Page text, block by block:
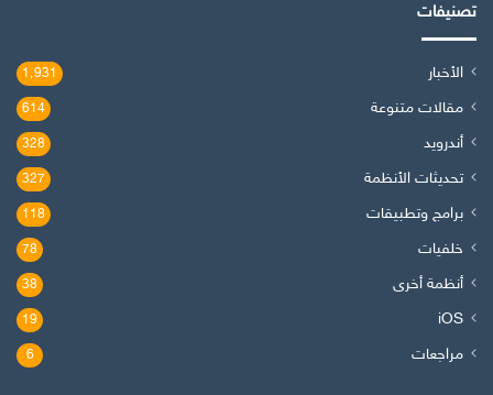
تصنيفات
الأخبار 1٬931
مقالات متنوعة 614
أندرويد 328
تحديثات الأنظمة 327
برامج وتطبيقات 118
خلفيات 78
أنظمة أخرى 38
iOS
19
مراجعات 6